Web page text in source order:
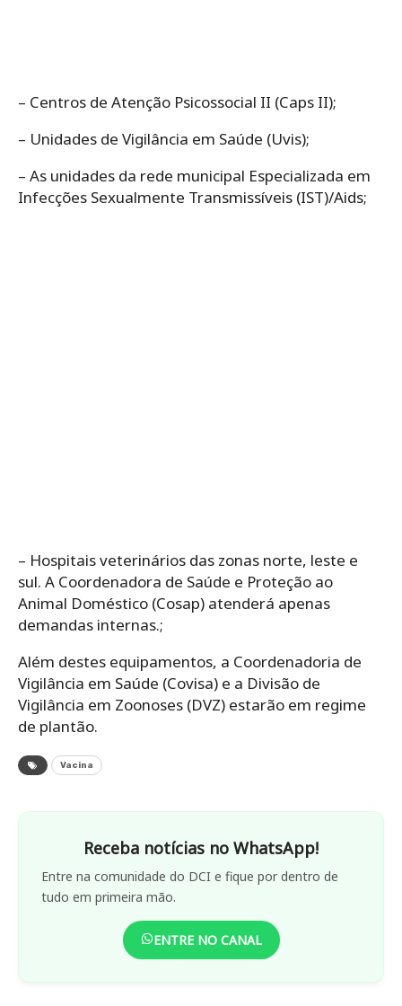
– Centros de Atenção Psicossocial II (Caps II);
– Unidades de Vigilância em Saúde (Uvis);
– As unidades da rede municipal Especializada em
Infecções Sexualmente Transmissíveis (IST)/Aids;
– Hospitais veterinários das zonas norte, leste e
sul. A Coordenadora de Saúde e Proteção ao
Animal Doméstico (Cosap) atenderá apenas
demandas internas.;
Além destes equipamentos, a Coordenadoria de
Vigilância em Saúde (Covisa) e a Divisão de
Vigilância em Zoonoses (DVZ) estarão em regime
de plantão.
Vacina
Receba notícias no WhatsApp!
Entre na comunidade do DCI e fique por dentro de
tudo em primeira mão.
ENTRE NO CANAL